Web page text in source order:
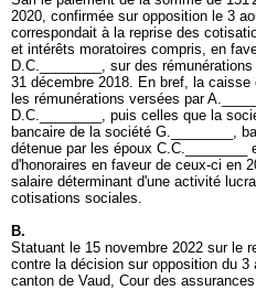
2020, confirmée sur opposition le 3
correspondait à la reprise des
et intérêts moratoires compris, en
D.C.________, sur des
31 décembre 2018. En bref, la
les rémunérations versées par
D.C.________, puis celles que la
bancaire de la société G.________,
détenue par les époux C.C.________
d'honoraires en faveur de ceux-ci en
salaire déterminant d'une activité
cotisations sociales.
B.
Statuant le 15 novembre 2022 sur le
contre la décision sur opposition du
canton de Vaud, Cour des